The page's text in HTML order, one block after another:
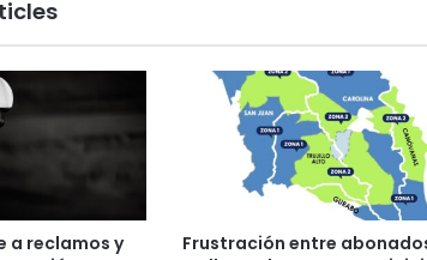
a reclamos y
Frustración entre